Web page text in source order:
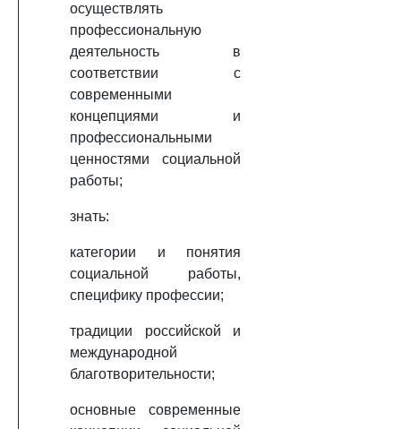
осуществлять
профессиональную
деятельность в
соответствии с
современными
концепциями и
профессиональными
ценностями социальной
работы;
знать:
категории и понятия
социальной работы,
специфику профессии;
традиции российской и
международной
благотворительности;
основные современные